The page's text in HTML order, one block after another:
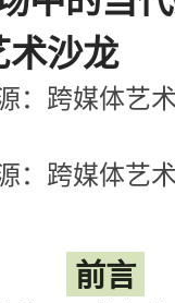
沙龙
：跨媒体艺
跨媒体艺
前言